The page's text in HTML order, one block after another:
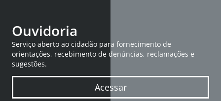
Ouvidoria
Serviço aberto ao cidadão para fornecimento de
orientações, recebimento de denúncias, reclamações e
sugestões.
Acessar